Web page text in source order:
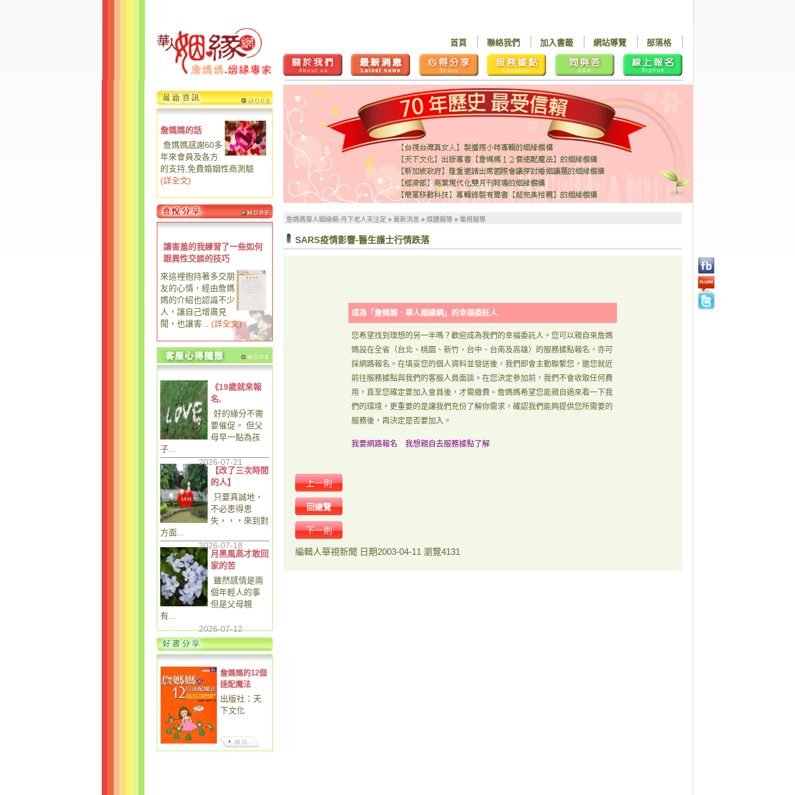
部落格
網站導覽
加入書籤
聯絡我們
首頁
詹媽媽的話
詹媽媽感謝60多
年來會員及各方
的支持,免費婚姻性商測驗
(詳全文)
讓害羞的我練習了一些如何
跟異性交談的技巧
來這裡抱持著多交朋
友的心情，經由詹媽
媽的介紹也認識不少
人，讓自己增廣見
聞，也讓害...
(詳全文)
《19歲就來報
名,
好的緣分不需
要催促。 但父
母早一點為孩
子...
2026-07-21
【改了三次時間
的人】
只要真誠地，
不必患得患
失，，，來到對
方面...
2026-07-18
月黑風高才敢回
家的苦
雖然感情是兩
個年輕人的事
但是父母親
有...
2026-07-12
詹媽媽的12個
速配魔法
出版社：天
下文化
詹媽媽華人姻緣網-月下老人天注定 » 最新消息 » 媒體報導 » 電視報導
SARS疫情影響-醫生護士行情跌落
成為「詹媽媽．華人姻緣網」的幸福委託人
您希望找到理想的另一半嗎？歡迎成為我們的幸福委託人。您可以親自來詹媽
媽設在全省（台北、桃園、新竹、台中、台南及高雄）的服務據點報名，亦可
採網路報名。在填妥您的個人資料並發送後，我們即會主動聯繫您，邀您就近
前往服務據點與我們的客服人員面談。在您決定參加前，我們不會收取任何費
用，直至您確定要加入會員後，才需繳費。詹媽媽希望您能親自過來看一下我
們的環境，更重要的是讓我們充份了解你需求，確認我們能夠提供您所需要的
服務後，再決定是否要加入。
我要網路報名 我想親自去服務據點了解
上一則
回總覽
下一則
編輯人華視新聞 日期2003-04-11 瀏覽4131